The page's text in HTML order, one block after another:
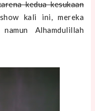
kedua kesukaan
kali ini, mereka
Alhamdulillah